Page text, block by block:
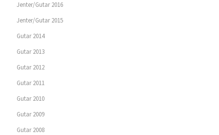
Jenter/Gutar 2016
Jenter/Gutar 2015
Gutar 2014
Gutar 2013
Gutar 2012
Gutar 2011
Gutar 2010
Gutar 2009
Gutar 2008